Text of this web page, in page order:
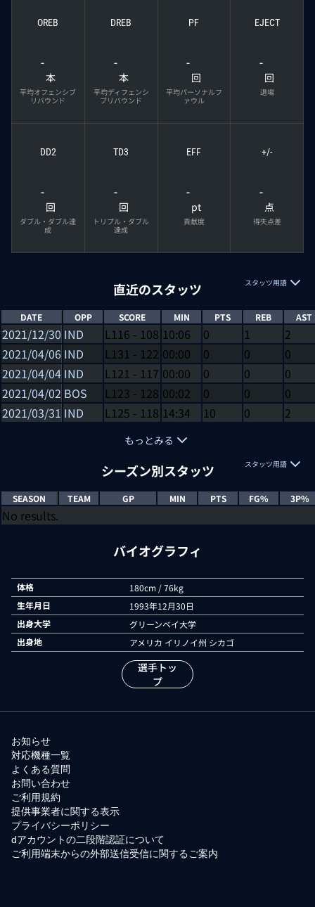
OREB
-
本
平均オフェンシブ
リバウンド
DREB
-
本
平均ディフェンシ
ブリバウンド
PF
-
回
平均パーソナルフ
ァウル
EJECT
-
回
退場
DD2
-
回
ダブル・ダブル達
成
TD3
-
回
トリプル・ダブル
達成
EFF
-
pt
貢献度
+/-
-
点
得失点差
直近のスタッツ スタッツ用語
DATE OPP SCORE MIN PTS REB AST
2021/12/30 IND L116 - 108 10:06 0 1
2
2021/04/06 IND L131 - 122 00:00 0 0
0
2021/04/04 IND L121 - 117 00:00 0 0
0
2021/04/02 BOS L123 - 128 00:02 0 0
0
2021/03/31 IND L125 - 118 14:34 10 0 2
もっとみる
シーズン別スタッツ スタッツ用語
SEASON TEAM GP MIN PTS FG% 3P%
No results.
バイオグラフィ
体格
180cm / 76kg
生年月日
1993年12月30日
出身大学
グリーンベイ大学
出身地
アメリカ イリノイ州 シカゴ
選手トッ
プ
お知らせ
対応機種一覧
よくある質問
お問い合わせ
ご利用規約
提供事業者に関する表示
プライバシーポリシー
dアカウントの二段階認証について
ご利用端末からの外部送信受信に関するご案内